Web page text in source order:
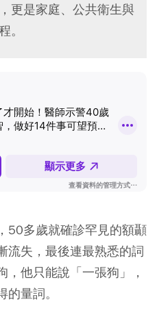
更是家庭、公共衛生與
。
50多歲就確診罕見的額顳
流失，最後連最熟悉的詞
他只能說「一張狗」，
量詞。